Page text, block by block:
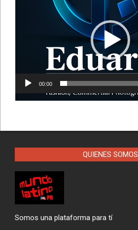
00:00
QUIENES SOMOS
Somos una plataforma para tí